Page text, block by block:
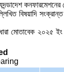
বিষয়াদি
মোতাবেক ২০২৫